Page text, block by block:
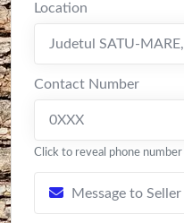
Location
Judetul SATU-MARE,
Contact Number
0XXX
Click to reveal phone number
Message to Seller